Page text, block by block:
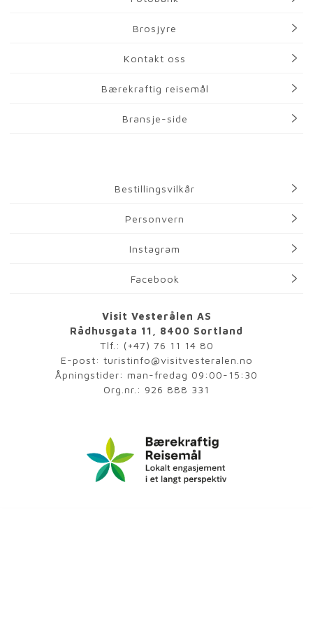
Brosjyre
Kontakt oss
Bærekraftig reisemål
Bransje-side
Bestillingsvilkår
Personvern
Instagram
Facebook
Visit Vesterålen AS
Rådhusgata 11, 8400 Sortland
Tlf.: (+47) 76 11 14 80
E-post: turistinfo@visitvesteralen.no
Åpningstider: man-fredag 09:00-15:30
Org.nr.: 926 888 331